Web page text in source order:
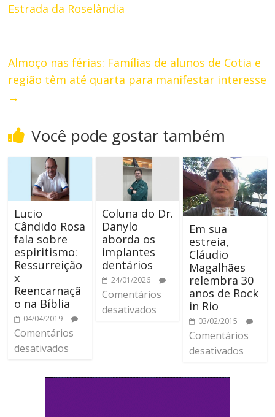
Estrada da Roselândia
Almoço nas férias: Famílias de alunos de Cotia e
região têm até quarta para manifestar interesse
→
Você pode gostar também
Lucio
Cândido Rosa
fala sobre
espiritismo:
Ressurreição
x
Reencarnaçã
o na Bíblia
04/04/2019
Comentários
desativados
Coluna do Dr.
Danylo
aborda os
implantes
dentários
24/01/2026
Comentários
desativados
Em sua
estreia,
Cláudio
Magalhães
relembra 30
anos de Rock
in Rio
03/02/2015
Comentários
desativados